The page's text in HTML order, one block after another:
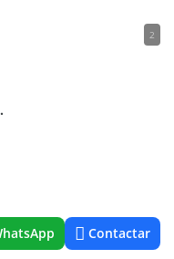
2
Contactar